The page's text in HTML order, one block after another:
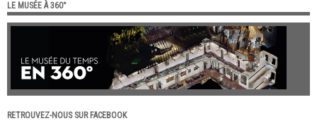
LE MUSÉE À 360°
RETROUVEZ-NOUS SUR FACEBOOK